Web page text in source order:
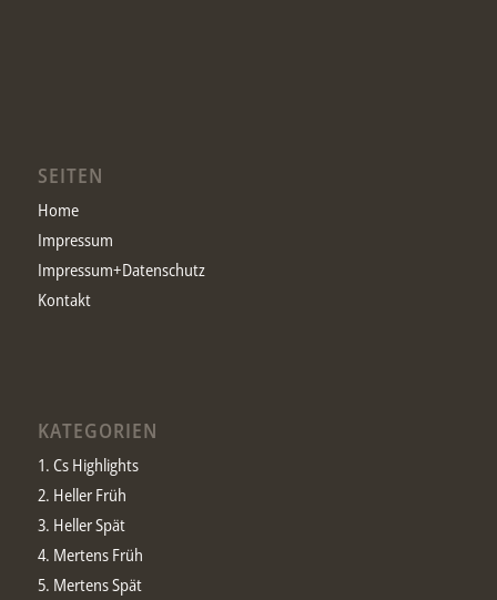
SEITEN
Home
Impressum
Impressum+Datenschutz
Kontakt
KATEGORIEN
1. Cs Highlights
2. Heller Früh
3. Heller Spät
4. Mertens Früh
5. Mertens Spät